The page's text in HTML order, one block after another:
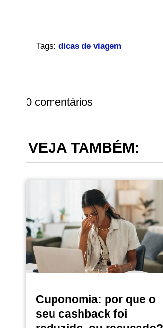
Tags: dicas de viagem
0 comentários
VEJA TAMBÉM:
Cuponomia: por que o
seu cashback foi